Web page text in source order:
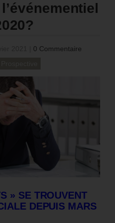
0 Commentaire
» SE TROUVENT
DEPUIS MARS